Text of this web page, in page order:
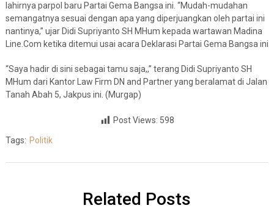
lahirnya parpol baru Partai Gema Bangsa ini. “Mudah-mudahan
semangatnya sesuai dengan apa yang diperjuangkan oleh partai ini
nantinya,” ujar Didi Supriyanto SH MHum kepada wartawan Madina
Line.Com ketika ditemui usai acara Deklarasi Partai Gema Bangsa ini
“Saya hadir di sini sebagai tamu saja,,” terang Didi Supriyanto SH
MHum dari Kantor Law Firm DN and Partner yang beralamat di Jalan
Tanah Abah 5, Jakpus ini. (Murgap)
Post Views: 598
Tags: Politik
Related Posts